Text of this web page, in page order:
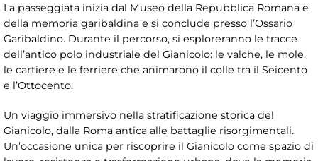
La passeggiata inizia dal Museo della Repubblica Romana e
della memoria garibaldina e si conclude presso l’Ossario
Garibaldino. Durante il percorso, si esploreranno le tracce
dell’antico polo industriale del Gianicolo: le valche, le mole,
le cartiere e le ferriere che animarono il colle tra il Seicento
e l’Ottocento.
Un viaggio immersivo nella stratificazione storica del
Gianicolo, dalla Roma antica alle battaglie risorgimentali.
Un’occasione unica per riscoprire il Gianicolo come spazio di